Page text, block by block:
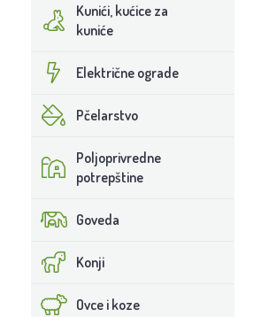
Kunići, kućice za
kuniće
Električne ograde
Pčelarstvo
Poljoprivredne
potrepštine
Goveda
Konji
Ovce i koze